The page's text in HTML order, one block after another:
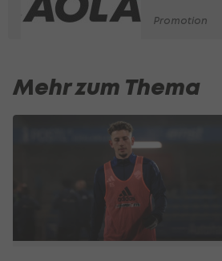
Promotion
Mehr zum Thema